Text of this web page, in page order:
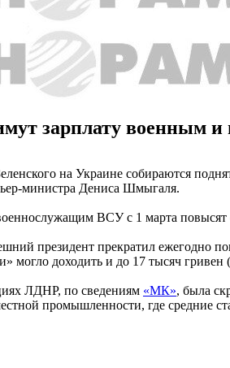
зарплату военным
на Украине собираются
министра Дениса Шмыгаля.
ВСУ с 1 марта повысят
президент прекратил ежегодно
могло доходить и до 17 тысяч гривен
ЛДНР, по сведениям «МК», была
промышленности, где средние